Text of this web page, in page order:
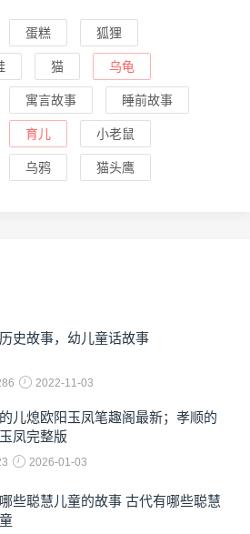
蛋糕 狐狸
猫 乌龟
寓言故事 睡前故事
育儿 小老鼠
乌鸦 猫头鹰
史故事，幼儿童话故事
2022-11-03
儿熄欧阳玉凤笔趣阁最新；孝顺的
凤完整版
2026-01-03
些聪慧儿童的故事 古代有哪些聪慧